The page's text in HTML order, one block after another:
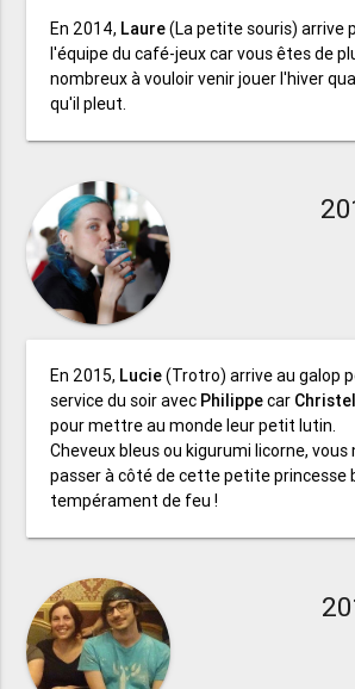
En 2014, Laure(La petite souris) arrive
l'équipe du café-jeux car vous êtes de
nombreux à vouloir venir jouer l'hiver
qu'il pleut.
En 2015, Lucie(Trotro) arrive au galop
service du soir avec Philippecar
pour mettre au monde leur petit lutin.
Cheveux bleus ou kigurumi licorne, vous
passer à côté de cette petite princesse
tempérament de feu !